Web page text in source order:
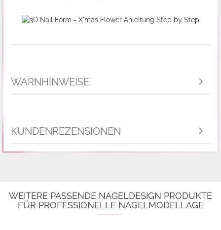
WARNHINWEISE
KUNDENREZENSIONEN
WEITERE PASSENDE NAGELDESIGN PRODUKTE
FÜR PROFESSIONELLE NAGELMODELLAGE